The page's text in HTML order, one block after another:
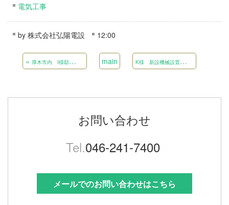
電気工事
by 株式会社弘陽電設 12:00
« 厚木市内 I様邸太陽光及び蓄電池設備設置工事 main K
様 新設機械設置に伴う電気設備工事
お問い合わせ
Tel.046-241-7400
メールでのお問い合わせはこちら